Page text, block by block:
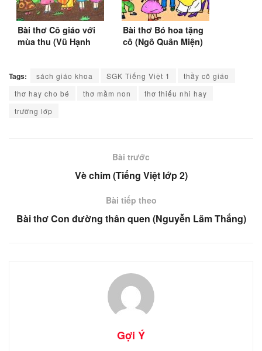
Bài thơ Cô giáo với
mùa thu (Vũ Hạnh
Bài thơ Bó hoa tặng
cô (Ngô Quân Miện)
Tags: sách giáo khoa SGK Tiếng Việt 1
thầy cô giáo
thơ hay cho bé
thơ mầm non
thơ thiếu nhi hay
trường lớp
Bài trước
Vè chim (Tiếng Việt lớp 2)
Bài tiếp theo
Bài thơ Con đường thân quen (Nguyễn Lãm Thắng)
Gợi Ý